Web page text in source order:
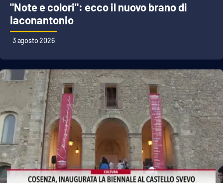
"Note e colori": ecco il nuovo brano di
Iaconantonio
3 agosto 2026